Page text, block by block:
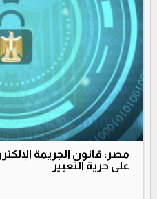
مصر: قانون الجريمة
على حرية التعبير